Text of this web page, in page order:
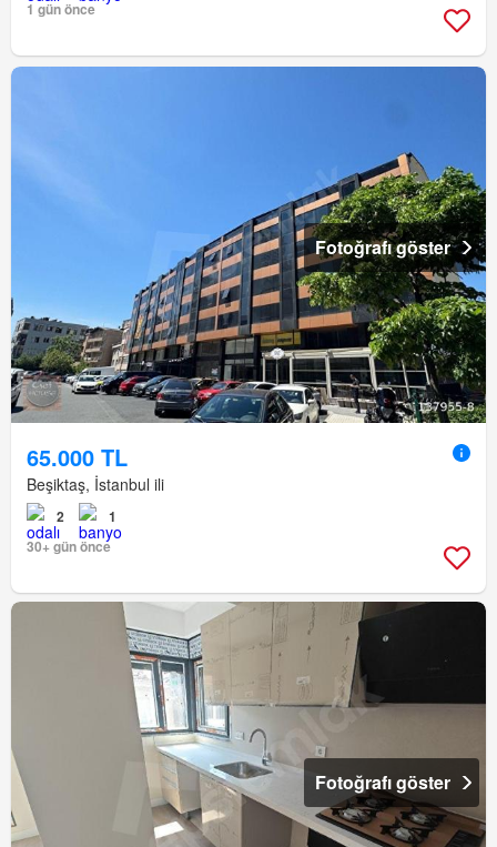
1 gün önce
Fotoğrafı göster
65.000 TL
Beşiktaş, İstanbul ili
2
1
30+ gün önce
Fotoğrafı göster